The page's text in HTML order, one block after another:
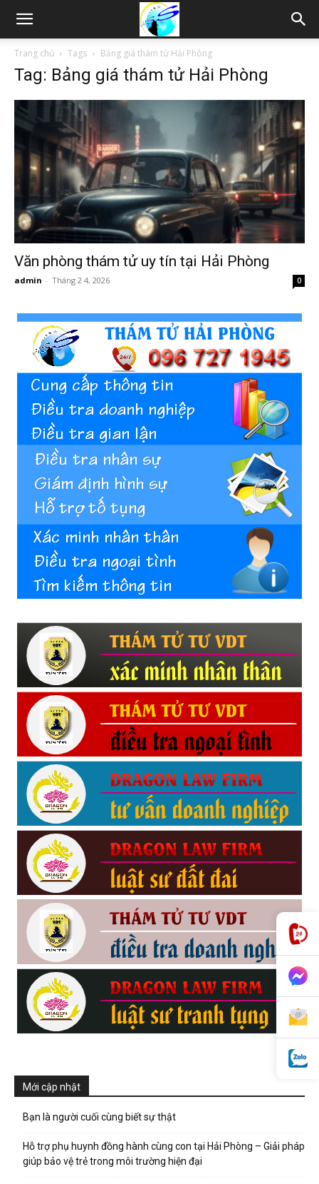
Thám
Phòng,
Tham
Phong,
Giss
phòng,
phong,
phong
tham
Trang chủ Tags Bảng giá thám tử Hải Phòng
Tag: Bảng giá thám tử Hải Phòng
Văn phòng thám tử uy tín tại Hải Phòng
admin - Tháng 2 4, 2026 0
Mới cập nhật
Bạn là người cuối cùng biết sự thật
Hỗ trợ phụ huynh đồng hành cùng con tại Hải Phòng – Giải pháp
giúp bảo vệ trẻ trong môi trường hiện đại